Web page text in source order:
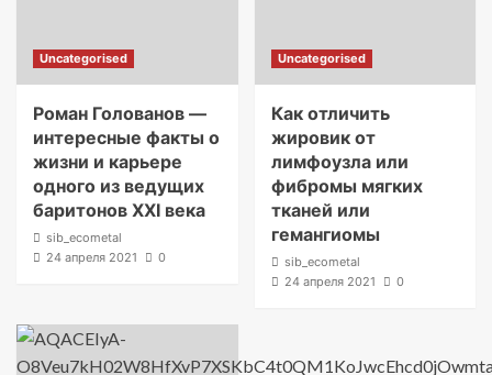
Uncategorised
Роман Голованов —
интересные факты о
жизни и карьере
одного из ведущих
баритонов XXI века
sib_ecometal
24 апреля 2021
0
Uncategorised
Как отличить
жировик от
лимфоузла или
фибромы мягких
тканей или
гемангиомы
sib_ecometal
24 апреля 2021
0